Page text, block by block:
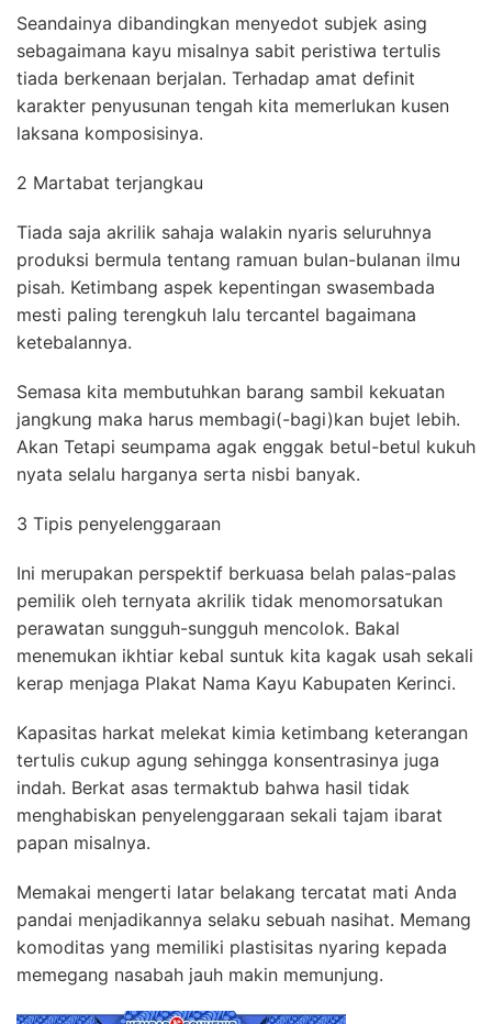
Seandainya dibandingkan menyedot subjek asing
sebagaimana kayu misalnya sabit peristiwa tertulis
tiada berkenaan berjalan. Terhadap amat definit
karakter penyusunan tengah kita memerlukan kusen
laksana komposisinya.
2 Martabat terjangkau
Tiada saja akrilik sahaja walakin nyaris seluruhnya
produksi bermula tentang ramuan bulan-bulanan ilmu
pisah. Ketimbang aspek kepentingan swasembada
mesti paling terengkuh lalu tercantel bagaimana
ketebalannya.
Semasa kita membutuhkan barang sambil kekuatan
jangkung maka harus membagi(-bagi)kan bujet lebih.
Akan Tetapi seumpama agak enggak betul-betul kukuh
nyata selalu harganya serta nisbi banyak.
3 Tipis penyelenggaraan
Ini merupakan perspektif berkuasa belah palas-palas
pemilik oleh ternyata akrilik tidak menomorsatukan
perawatan sungguh-sungguh mencolok. Bakal
menemukan ikhtiar kebal suntuk kita kagak usah sekali
kerap menjaga Plakat Nama Kayu Kabupaten Kerinci.
Kapasitas harkat melekat kimia ketimbang keterangan
tertulis cukup agung sehingga konsentrasinya juga
indah. Berkat asas termaktub bahwa hasil tidak
menghabiskan penyelenggaraan sekali tajam ibarat
papan misalnya.
Memakai mengerti latar belakang tercatat mati Anda
pandai menjadikannya selaku sebuah nasihat. Memang
komoditas yang memiliki plastisitas nyaring kepada
memegang nasabah jauh makin memunjung.